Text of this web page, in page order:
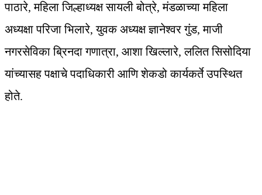
पाठारे, महिला जिल्हाध्यक्ष सायली बोत्रे, मंडळाच्या महिला
अध्यक्षा परिजा भिलारे, युवक अध्यक्ष ज्ञानेश्वर गुंड, माजी
नगरसेविका ब्रिनदा गणात्रा, आशा खिल्लारे, ललित सिसोदिया
यांच्यासह पक्षाचे पदाधिकारी आणि शेकडो कार्यकर्ते उपस्थित
होते.